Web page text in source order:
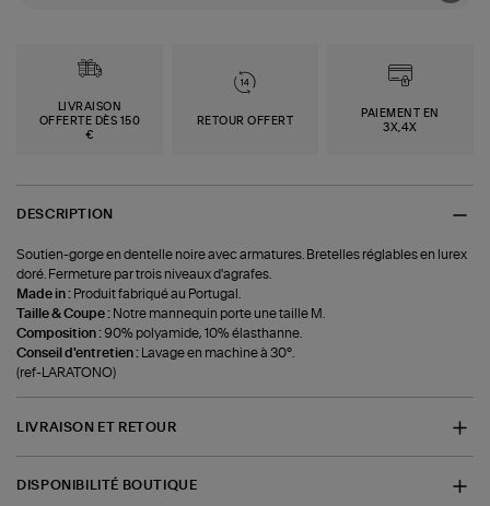
LIVRAISON
OFFERTE DÈS 150
€
RETOUR OFFERT
PAIEMENT EN
3X,4X
DESCRIPTION
Soutien-gorge en dentelle noire avec armatures. Bretelles réglables en lurex
doré. Fermeture par trois niveaux d'agrafes.
Made in : Produit fabriqué au Portugal.
Taille & Coupe : Notre mannequin porte une taille M.
Composition : 90% polyamide, 10% élasthanne.
Conseil d'entretien :
Lavage en machine à 30°.
(ref-LARATONO)
LIVRAISON ET RETOUR
DISPONIBILITÉ BOUTIQUE